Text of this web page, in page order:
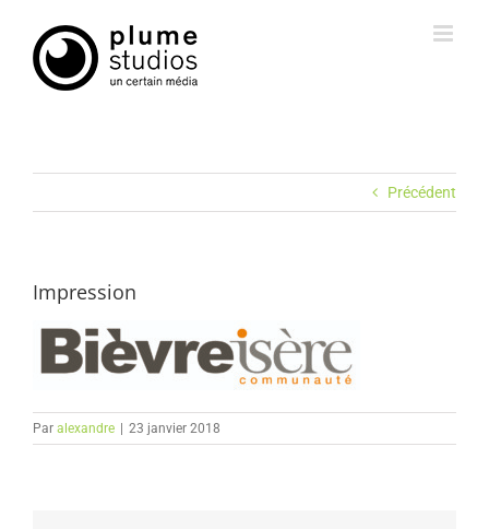
contenu
Précédent
Impression
Par alexandre 23 janvier 2018